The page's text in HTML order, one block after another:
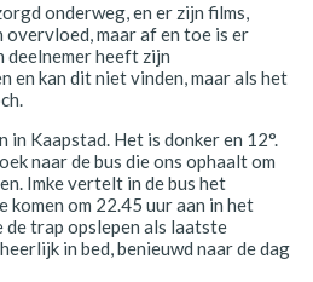
onderweg, en er zijn films,
overvloed, maar af en toe is er
heeft zijn
en kan dit niet vinden, maar als het
in Kaapstad. Het is donker en 12°.
naar de bus die ons ophaalt om
Imke vertelt in de bus het
komen om 22.45 uur aan in het
de trap opslepen als laatste
in bed, benieuwd naar de dag